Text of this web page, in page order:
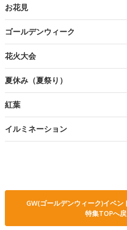
お花見
ゴールデンウィーク
花火大会
夏休み（夏祭り）
紅葉
イルミネーション
GW(ゴールデンウィーク)イベン
特集TOPへ